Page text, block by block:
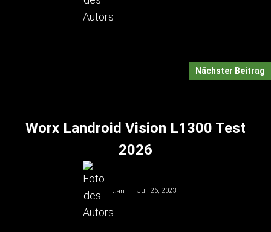
Nächster Beitrag
Worx Landroid Vision L1300 Test
2026
Jan Juli 26, 2023